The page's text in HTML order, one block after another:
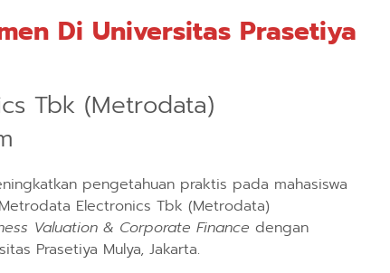
Di Universitas Prasetiya
Tbk (Metrodata)
pengetahuan praktis pada mahasiswa
Electronics Tbk (Metrodata)
Valuation & Corporate Finance dengan
Prasetiya Mulya, Jakarta.